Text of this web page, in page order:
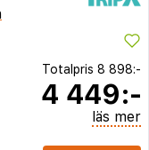
Totalpris 8 898:-
4 449:-
läs mer